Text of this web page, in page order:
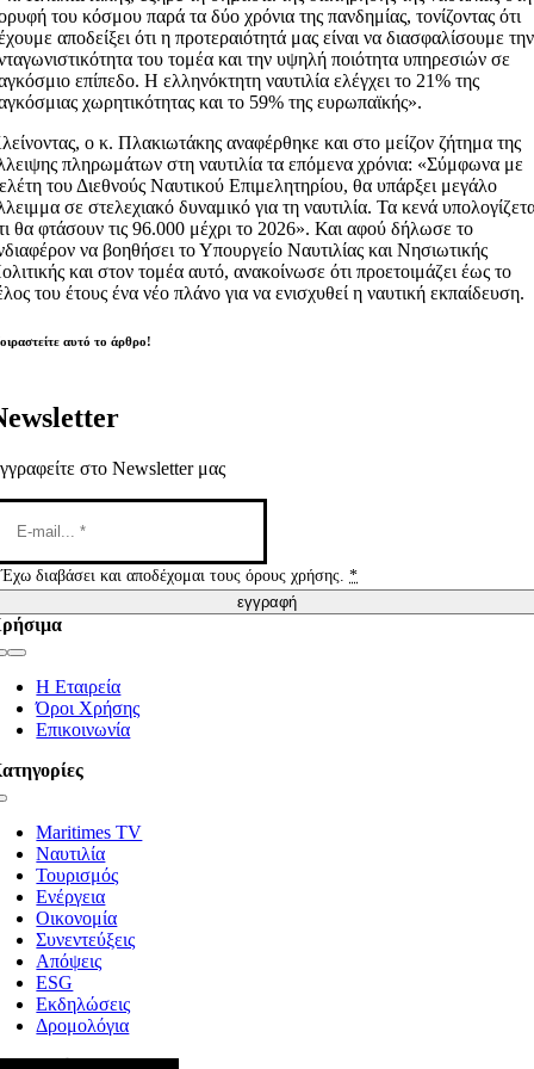
του κόσμου παρά τα δύο χρόνια της πανδημίας, τονίζοντας ότι
αποδείξει ότι η προτεραιότητά μας είναι να διασφαλίσουμε την
του τομέα και την υψηλή ποιότητα υπηρεσιών σε
επίπεδο. Η ελληνόκτητη ναυτιλία ελέγχει το 21% της
χωρητικότητας και το 59% της ευρωπαϊκής».
ο κ. Πλακιωτάκης αναφέρθηκε και στο μείζον ζήτημα της
πληρωμάτων στη ναυτιλία τα επόμενα χρόνια: «Σύμφωνα με
του Διεθνούς Ναυτικού Επιμελητηρίου, θα υπάρξει μεγάλο
σε στελεχιακό δυναμικό για τη ναυτιλία. Τα κενά
θα φτάσουν τις 96.000 μέχρι το 2026». Και αφού δήλωσε το
να βοηθήσει το Υπουργείο Ναυτιλίας και Νησιωτικής
και στον τομέα αυτό, ανακοίνωσε ότι προετοιμάζει έως το
του έτους ένα νέο πλάνο για να ενισχυθεί η ναυτική εκπαίδευση.
αυτό το άρθρο!
στο Newsletter μας
Έχω διαβάσει και αποδέχομαι τους όρους χρήσης.*
εγγραφή
Η Εταιρεία
Όροι Χρήσης
Επικοινωνία
Maritimes TV
Ναυτιλία
Τουρισμός
Ενέργεια
Οικονομία
Συνεντεύξεις
Απόψεις
ESG
Εκδηλώσεις
Δρομολόγια